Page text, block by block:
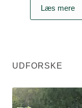
Læs mere
UDFORSKE